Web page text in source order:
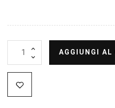
AGGIUNGI AL